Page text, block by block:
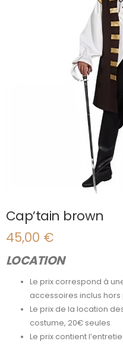
Cap’tain brown
45,00 €
LOCATION
Le prix correspond à
accessoires inclus
Le prix de la location
costume, 20€ seules
Le prix contient